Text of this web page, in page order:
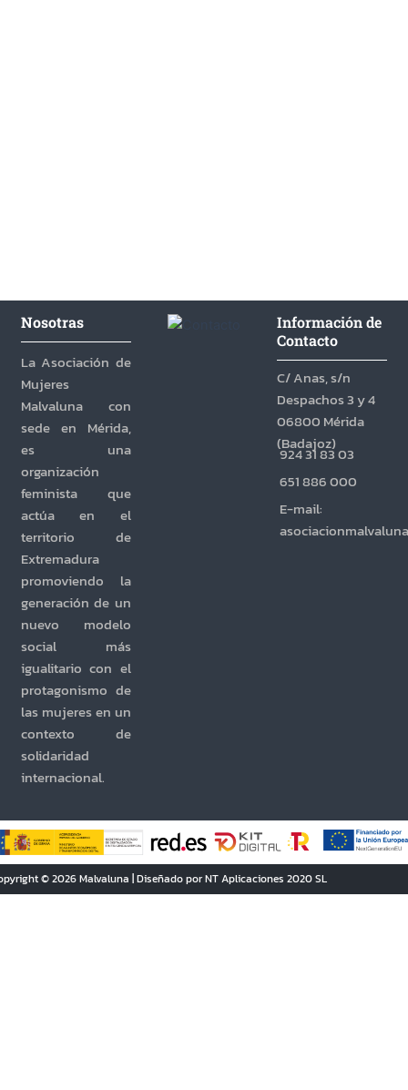
Nosotras
La Asociación de
Mujeres
Malvaluna con
sede en Mérida,
es una
organización
feminista que
actúa en el
territorio de
Extremadura
promoviendo la
generación de un
nuevo modelo
social más
igualitario con el
protagonismo de
las mujeres en un
contexto de
solidaridad
internacional.
Información de
Contacto
C/ Anas, s/n
Despachos 3 y 4
06800 Mérida
(Badajoz)
924 31 83 03
651 886 000
E-mail:
© 2026 Malvaluna | Diseñado por NT Aplicaciones 2020 SL